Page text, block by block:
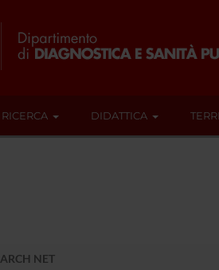
RICERCA DIDATTICA
ARCH NET